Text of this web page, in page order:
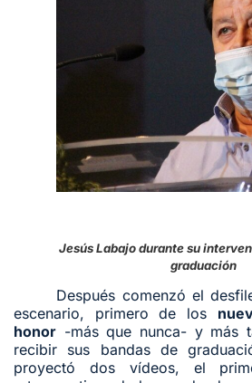
Jesús Labajo durante su
graduación
Después comenzó el
escenario, primero de los
honor -más que nunca- y más
recibir sus bandas de
proyectó dos vídeos, el